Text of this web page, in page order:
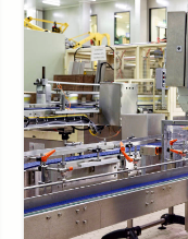
100%
Milch